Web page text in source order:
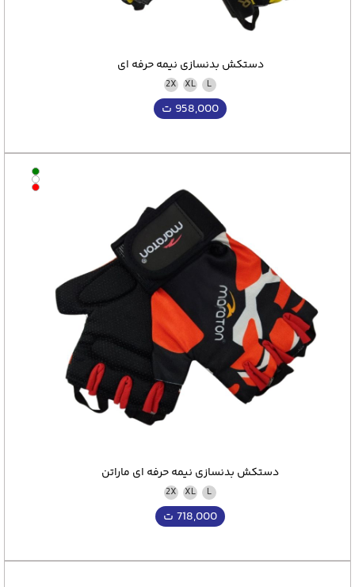
دستکش بدنسازی نیمه حرفه ای
L
XL
2X
958,000 ت
دستکش بدنسازی نیمه حرفه ای ماراتن
L
XL
2X
718,000 ت